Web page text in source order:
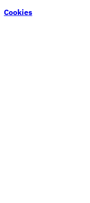
Cookies